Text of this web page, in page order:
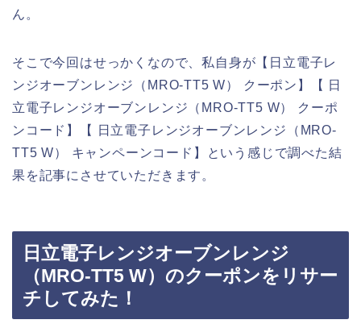
ん。
そこで今回はせっかくなので、私自身が【日立電子レ
ンジオーブンレンジ（MRO-TT5 W） クーポン】【 日
立電子レンジオーブンレンジ（MRO-TT5 W） クーポ
ンコード】【 日立電子レンジオーブンレンジ（MRO-
TT5 W） キャンペーンコード】という感じで調べた結
果を記事にさせていただきます。
日立電子レンジオーブンレンジ
（MRO-TT5 W）のクーポンをリサー
チしてみた！